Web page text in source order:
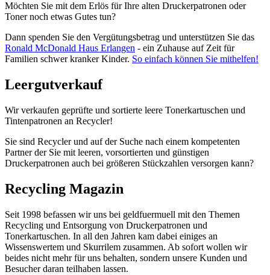
Möchten Sie mit dem Erlös für Ihre alten Druckerpatronen oder
Toner noch etwas Gutes tun?
Dann spenden Sie den Vergütungsbetrag und unterstützen Sie das
Ronald McDonald Haus Erlangen - ein Zuhause auf Zeit für
Familien schwer kranker Kinder. So einfach können Sie mithelfen!
Leergutverkauf
Wir verkaufen geprüfte und sortierte leere Tonerkartuschen und
Tintenpatronen an Recycler!
Sie sind Recycler und auf der Suche nach einem kompetenten
Partner der Sie mit leeren, vorsortierten und günstigen
Druckerpatronen auch bei größeren Stückzahlen versorgen kann?
Recycling Magazin
Seit 1998 befassen wir uns bei geldfuermuell mit den Themen
Recycling und Entsorgung von Druckerpatronen und
Tonerkartuschen. In all den Jahren kam dabei einiges an
Wissenswertem und Skurrilem zusammen. Ab sofort wollen wir
beides nicht mehr für uns behalten, sondern unsere Kunden und
Besucher daran teilhaben lassen.